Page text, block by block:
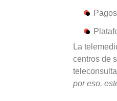
La
centros de
por eso,